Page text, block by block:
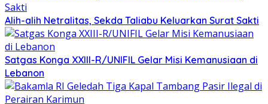
Alih-alih Netralitas, Sekda Taliabu Keluarkan Surat Sakti
Satgas Konga XXIII-R/UNIFIL Gelar Misi Kemanusiaan di
Lebanon